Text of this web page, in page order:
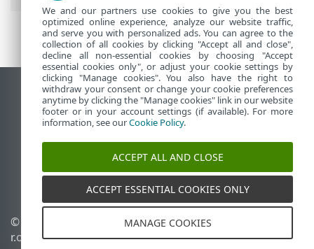
Ver site para desktop
End of Life
Base de conhecimento ESET
Fórum ESET
ESET Status Portal
Suporte regional
© 1992 - 2026 ESET, spol. s
r.o. - Todos os direitos
Gerenciar cookies
Política de cookies
We and our partners use cookies to give you the best
optimized online experience, analyze our website traffic,
and serve you with personalized ads. You can agree to the
collection of all cookies by clicking "Accept all and close",
decline all non-essential cookies by choosing "Accept
essential cookies only", or adjust your cookie settings by
clicking "Manage cookies". You also have the right to
withdraw your consent or change your cookie preferences
anytime by clicking the "Manage cookies" link in our website
footer or in your account settings (if available). For more
information, see ourCookie Policy.
ACCEPT ALL AND CLOSE
ACCEPT ESSENTIAL COOKIES ONLY
MANAGE COOKIES